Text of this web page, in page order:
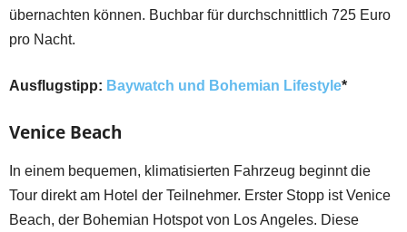
übernachten können. Buchbar für durchschnittlich 725 Euro
pro Nacht.
Ausflugstipp: Baywatch und Bohemian Lifestyle*
Venice Beach
In einem bequemen, klimatisierten Fahrzeug beginnt die
Tour direkt am Hotel der Teilnehmer. Erster Stopp ist Venice
Beach, der Bohemian Hotspot von Los Angeles. Diese